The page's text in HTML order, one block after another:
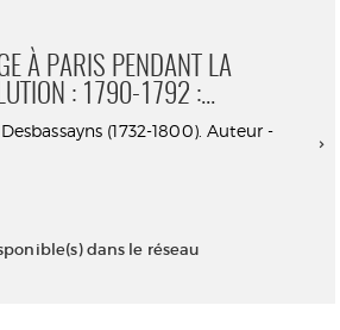
À PARIS PENDANT LA
: 1790-1792 :...
(1732-1800). Auteur -
dans le réseau